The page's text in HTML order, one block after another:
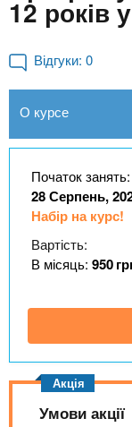
u
r
i
e
n
s
.
Н
в
ч
л
а
д
у
т
12 років
Відгуки: 0
О курсе
Початок занять:
28 Серпень,
Набір на курс!
Вартість:
В місяць: 950
Умови акції